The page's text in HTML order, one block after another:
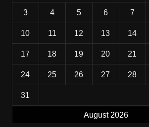
August 2026
3 4 5 6 7
10 11 12 13 14
17 18 19 20 21
24 25 26 27 28
31